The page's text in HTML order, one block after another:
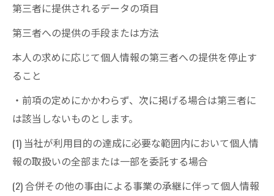
第三者に提供されるデータの項目
第三者への提供の手段または方法
本人の求めに応じて個人情報の第三者への提供を停止す
ること
・前項の定めにかかわらず、次に掲げる場合は第三者に
は該当しないものとします。
(1) 当社が利用目的の達成に必要な範囲内において個人情
報の取扱いの全部または一部を委託する場合
(2) 合併その他の事由による事業の承継に伴って個人情報